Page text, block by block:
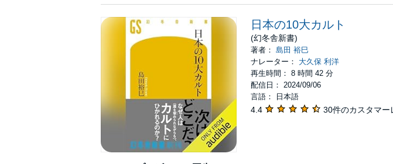
日本の10大カルト
(幻冬舎新書)
著者： 島田 裕巳
ナレーター： 大久保 利洋
再生時間： 8 時間 42 分
配信日： 2024/09/06
言語： 日本語
4.4 30件のカスタマー